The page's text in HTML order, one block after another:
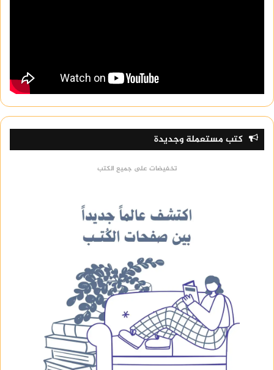
كتب مستعملة وجديدة
تخفيضات على جميع الكتب